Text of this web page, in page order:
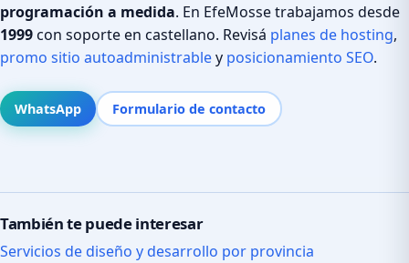
programación a medida. En EfeMosse trabajamos desde
1999con soporte en castellano. Revisá planes de hosting,
promo sitio autoadministrabley posicionamiento SEO.
WhatsApp Formulario de contacto
También te puede interesar
Servicios de diseño y desarrollo por provincia